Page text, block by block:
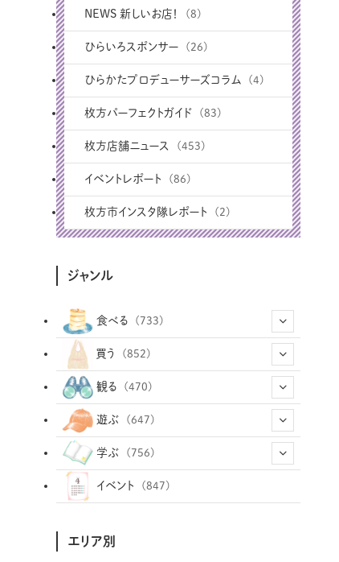
NEWS 新しいお店！ (8)
ひらいろスポンサー (26)
ひらかたプロデューサーズコラム (4)
枚方パーフェクトガイド (83)
枚方店舗ニュース (453)
イベントレポート (86)
枚方市インスタ隊レポート (2)
ジャンル
食べる (733)
(12)
(36)
(9)
(33) (296)
買う (852)
観る (470)
(34)
(72)
(34)
遊ぶ (647)
(14)
(29)
学ぶ (756)
(102)
(244)
イベント (847)
エリア別